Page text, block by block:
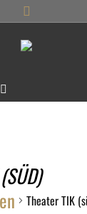
Theater TIK